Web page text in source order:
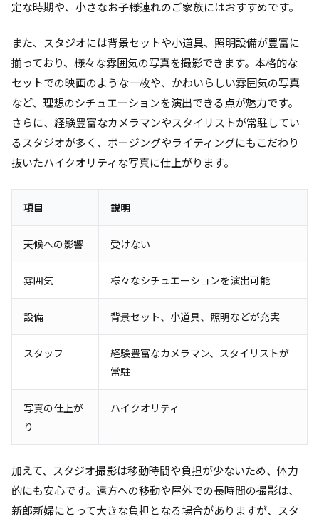
定な時期や、小さなお子様連れのご家族にはおすすめです。
また、スタジオには背景セットや小道具、照明設備が豊富に
揃っており、様々な雰囲気の写真を撮影できます。本格的な
セットでの映画のような一枚や、かわいらしい雰囲気の写真
など、理想のシチュエーションを演出できる点が魅力です。
さらに、経験豊富なカメラマンやスタイリストが常駐してい
るスタジオが多く、ポージングやライティングにもこだわり
抜いたハイクオリティな写真に仕上がります。
項目 説明
天候への影響 受けない
雰囲気 様々なシチュエーションを演出可能
設備 背景セット、小道具、照明などが充実
スタッフ
経験豊富なカメラマン、スタイリストが
常駐
写真の仕上が
り
ハイクオリティ
加えて、スタジオ撮影は移動時間や負担が少ないため、体力
的にも安心です。遠方への移動や屋外での長時間の撮影は、
新郎新婦にとって大きな負担となる場合がありますが、スタ